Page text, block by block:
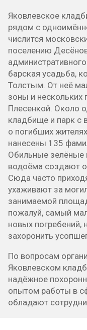
Яковлевское
рядом с
числится
поселению
барская усадьба,
Толстым. От неё
зоны и нескольких
Плесенкой. Около
кладбище и парк с
о погибших
нанесены 135
Обильные зелёные
водоёма создают
Сюда часто
ухаживают за
занимаемой
пожалуй, самый
новых погребений,
захоронить
По вопросам
Яковлевском
надёжное
опытом работы в
обладают